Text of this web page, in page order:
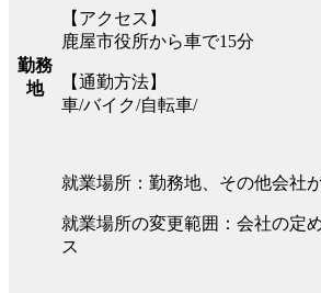
勤務
地
【アクセス】
鹿屋市役所から車で15分
【通勤方法】
車/バイク/自転車/
就業場所：勤務地、その他会社
就業場所の変更範囲：会社の定
ス